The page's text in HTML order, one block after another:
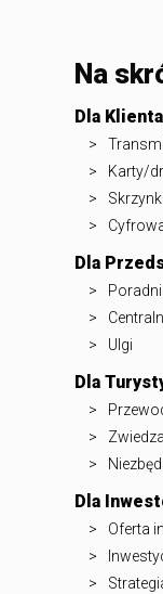
Na
Dla
Karty/
Dla
Ulgi
Dla
Dla
Oferta